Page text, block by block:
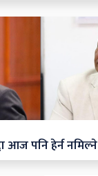
आज पनि हेर्न नमिल्ने